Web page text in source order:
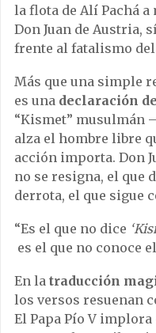
la flota de Alí Pachá
Don Juan de Austria,
frente al fatalismo
Más que una simple
es una declaración
“Kismet” musulmán
alza el hombre libre
acción importa. Don
no se resigna, el que
derrota, el que sigue
“Es el que no dice
es el que no conoce
En la traducción
los versos resuenan
El Papa Pío V